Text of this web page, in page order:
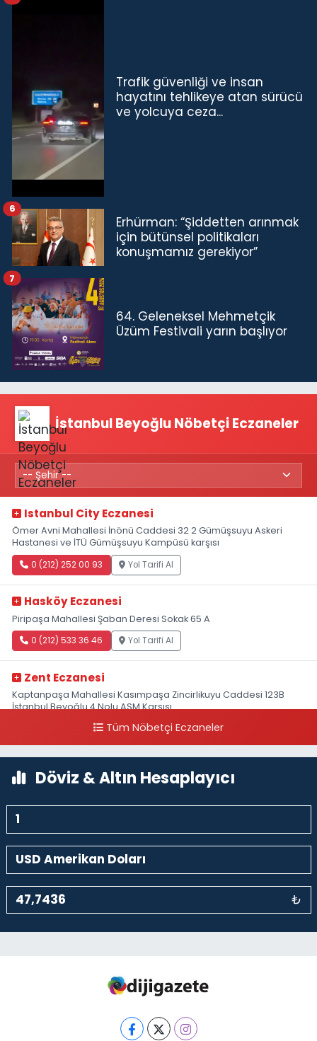
Trafik güvenliği ve insan
hayatını tehlikeye atan sürücü
ve yolcuya ceza...
Erhürman: “Şiddetten arınmak
için bütünsel politikaları
konuşmamız gerekiyor”
6
64. Geleneksel Mehmetçik
Üzüm Festivali yarın başlıyor
7
İstanbul Beyoğlu Nöbetçi Eczaneler
Istanbul City Eczanesi
Ömer Avni Mahallesi İnönü Caddesi 32 2 Gümüşsuyu Askeri
Hastanesi ve İTÜ Gümüşsuyu Kampüsü karşısı
0 (212) 252 00 93 Yol Tarifi Al
Hasköy Eczanesi
Piripaşa Mahallesi Şaban Deresi Sokak 65 A
0 (212) 533 36 46 Yol Tarifi Al
Zent Eczanesi
Kaptanpaşa Mahallesi Kasımpaşa Zincirlikuyu Caddesi 123B
İstanbul Beyoğlu 4 Nolu ASM Karşısı
0 (212) 297 96 92 Yol Tarifi Al
Tüm Nöbetçi Eczaneler
Döviz & Altın Hesaplayıcı
₺